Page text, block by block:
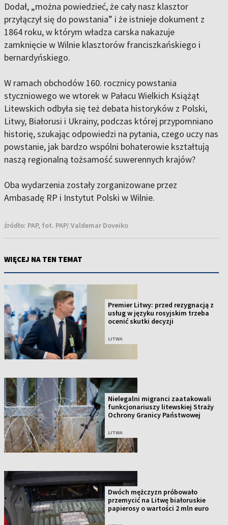
Dodał, „można powiedzieć, że cały nasz klasztor
przyłączył się do powstania” i że istnieje dokument z
1864 roku, w którym władza carska nakazuje
zamknięcie w Wilnie klasztorów franciszkańskiego i
bernardyńskiego.
W ramach obchodów 160. rocznicy powstania
styczniowego we wtorek w Pałacu Wielkich Książąt
Litewskich odbyła się też debata historyków z Polski,
Litwy, Białorusi i Ukrainy, podczas której przypomniano
historię, szukając odpowiedzi na pytania, czego uczy nas
powstanie, jak bardzo wspólni bohaterowie kształtują
naszą regionalną tożsamość suwerennych krajów?
Oba wydarzenia zostały zorganizowane przez
Ambasadę RP i Instytut Polski w Wilnie.
źródło: PAP, fot. PAP/ Valdemar Doveiko
WIĘCEJ NA TEN TEMAT
Premier Litwy: przed rezygnacją z
usług w języku rosyjskim trzeba
ocenić skutki decyzji
LITWA
Nielegalni migranci zaatakowali
funkcjonariuszy litewskiej Straży
Ochrony Granicy Państwowej
LITWA
Dwóch mężczyzn próbowało
przemycić na Litwę białoruskie
papierosy o wartości 2 mln euro